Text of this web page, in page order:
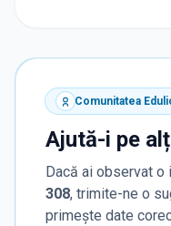
Comunitatea
Ajută-i pe
Dacă ai observat o
308, trimite-ne o
primește date